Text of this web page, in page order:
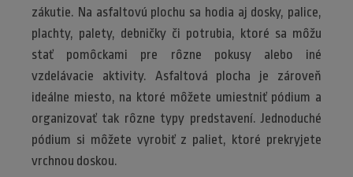
zákutie. Na asfaltovú plochu sa hodia aj dosky, palice,
plachty, palety, debničky či potrubia, ktoré sa môžu
stať pomôckami pre rôzne pokusy alebo iné
vzdelávacie aktivity. Asfaltová plocha je zároveň
ideálne miesto, na ktoré môžete umiestniť pódium a
organizovať tak rôzne typy predstavení. Jednoduché
pódium si môžete vyrobiť z paliet, ktoré prekryjete
vrchnou doskou.